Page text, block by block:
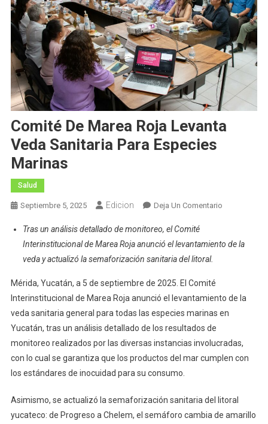
Comité De Marea Roja Levanta
Veda Sanitaria Para Especies
Marinas
Salud
Septiembre 5, 2025 Edicion Deja Un ComentarioEn
Marea
Sanitaria
Para
Marinas
Tras un análisis detallado de monitoreo, el Comité
Interinstitucional de Marea Roja anunció el levantamiento de la
veda y actualizó la semaforización sanitaria del litoral.
Mérida, Yucatán, a 5 de septiembre de 2025. El Comité
Interinstitucional de Marea Roja anunció el levantamiento de la
veda sanitaria general para todas las especies marinas en
Yucatán, tras un análisis detallado de los resultados de
monitoreo realizados por las diversas instancias involucradas,
con lo cual se garantiza que los productos del mar cumplen con
los estándares de inocuidad para su consumo.
Asimismo, se actualizó la semaforización sanitaria del litoral
yucateco: de Progreso a Chelem, el semáforo cambia de amarillo